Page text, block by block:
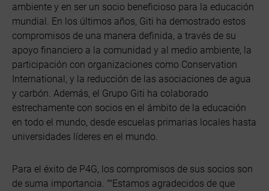
ambiente y en ser un socio beneficioso para la educación
mundial. En los últimos años, Giti ha demostrado estos
compromisos de una manera definida, a través de su
apoyo financiero a la comunidad y al medio ambiente, la
participación con organizaciones como Conservation
International, y la reducción de las asociaciones de agua
y carbón. Además, el Grupo Giti ha colaborado
estrechamente con socios en el ámbito de la educación
en todo el mundo, desde escuelas primarias locales hasta
universidades líderes en el mundo.
Para el éxito de P4G, los compromisos de sus socios son
de suma importancia. ""Estamos agradecidos de que